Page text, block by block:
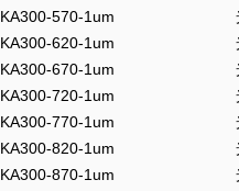
KA300-570-1um
KA300-620-1um
KA300-670-1um
KA300-720-1um
KA300-770-1um
KA300-820-1um
KA300-870-1um